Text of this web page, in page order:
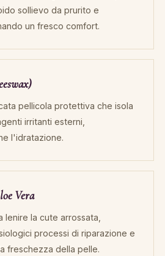
sollievo da prurito e
un fresco comfort.
pellicola protettiva che isola
irritanti esterni,
l'idratazione.
Vera
lenire la cute arrossata,
processi di riparazione e
freschezza della pelle.